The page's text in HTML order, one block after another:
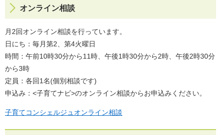
オンライン相談
月2回オンライン相談を行っています。
日にち：毎月第2、第4火曜日
時間：午前10時30分から11時、午後1時30分から2時、午後2時30分
から3時
定員：各回1名(個別相談です)
申込み：<子育てナビ>のオンライン相談からお申込みください。
子育てコンシェルジュオンライン相談